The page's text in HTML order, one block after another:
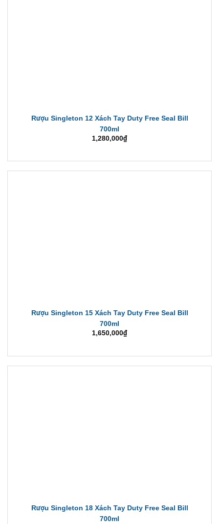
Rượu Singleton 12 Xách Tay Duty Free Seal Bill
700ml
1,280,000₫
Rượu Singleton 15 Xách Tay Duty Free Seal Bill
700ml
1,650,000₫
Rượu Singleton 18 Xách Tay Duty Free Seal Bill
700ml